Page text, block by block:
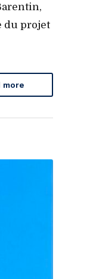
du projet
more